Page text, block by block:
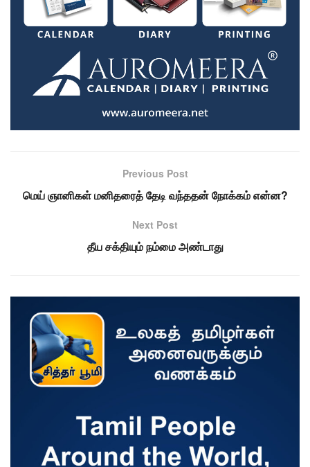
Previous Post
மெய் ஞானிகள் மனிதரைத் தேடி வந்ததன் நோக்கம் என்ன?
Next Post
தீய சக்தியும் நம்மை அண்டாது